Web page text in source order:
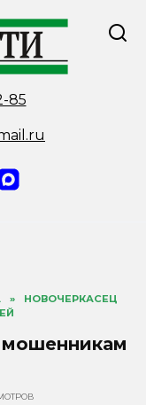
85
»
НОВОЧЕРКАСЕЦ
мошенникам